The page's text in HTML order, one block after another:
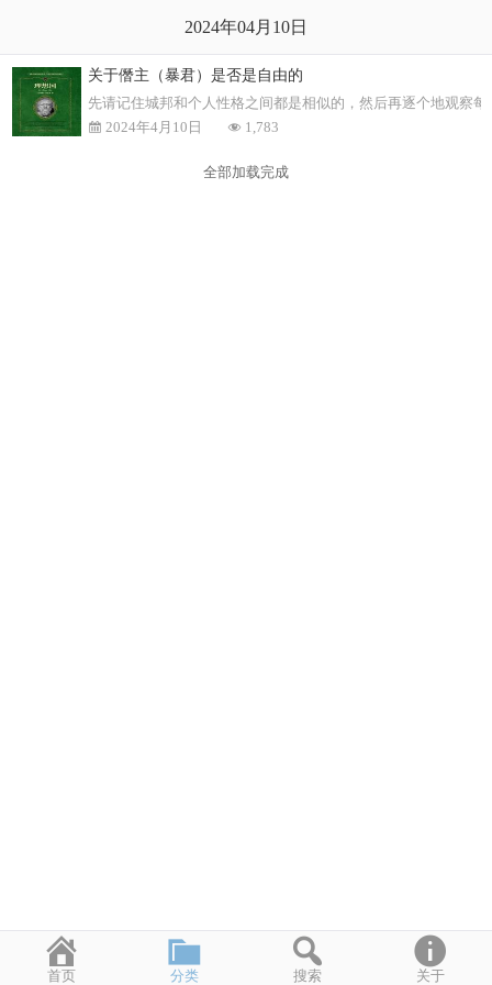
2024年04月10日
关于僭主（暴君）是否是自由的
先请记住城邦和个人性格之间都是相似的，然后再逐个地观察
2024年4月10日
1,783
全部加载完成
首页 分类 搜索 关于